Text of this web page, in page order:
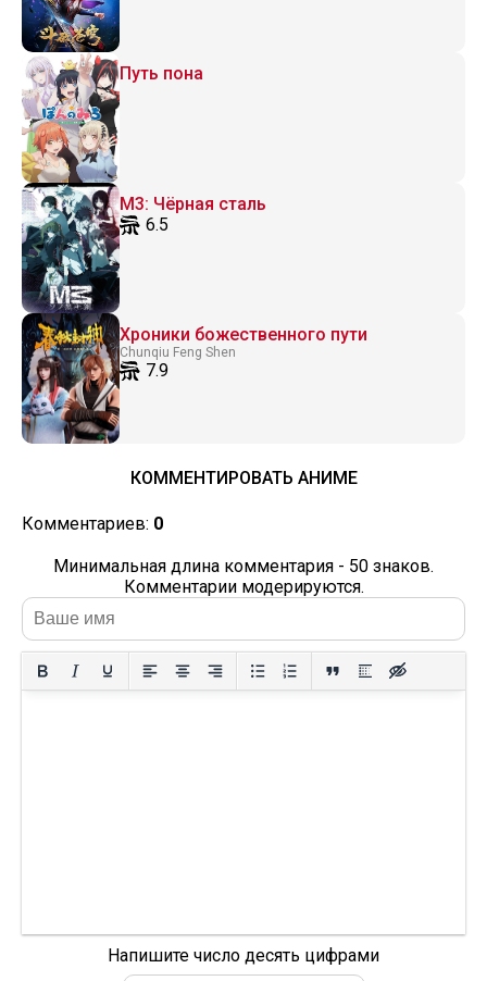
Путь пона
M3: Чёрная сталь
6.5
Хроники божественного пути
Chunqiu Feng Shen
7.9
КОММЕНТИРОВАТЬ АНИМЕ
Комментариев: 0
Минимальная длина комментария - 50 знаков.
Комментарии модерируются.
Напишите число десять цифрами